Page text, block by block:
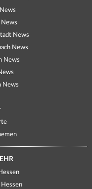
News
News
News
News
News